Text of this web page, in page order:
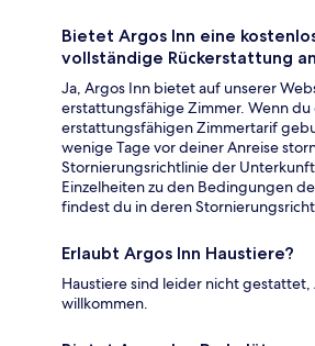
Bietet Argos Inn eine
vollständige Rückerstattung
Ja, Argos Inn bietet auf unserer
erstattungsfähige Zimmer. Wenn du
erstattungsfähigen Zimmertarif
wenige Tage vor deiner Anreise
Stornierungsrichtlinie der
Einzelheiten zu den Bedingungen
findest du in deren
Erlaubt Argos Inn Haustiere?
Haustiere sind leider nicht
willkommen.